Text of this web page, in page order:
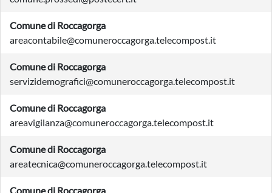
Comune di Roccagorga
areacontabile@comuneroccagorga.telecompost.it
Comune di Roccagorga
servizidemografici@comuneroccagorga.telecompost.it
Comune di Roccagorga
areavigilanza@comuneroccagorga.telecompost.it
Comune di Roccagorga
areatecnica@comuneroccagorga.telecompost.it
Comune di Roccagorga